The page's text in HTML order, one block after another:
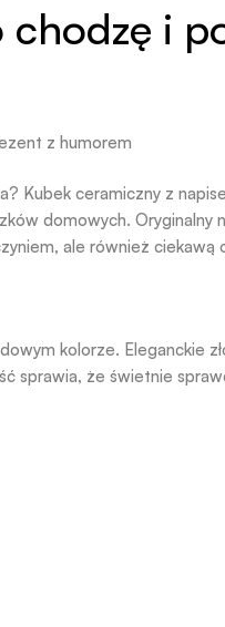
i
z humorem
Kubek ceramiczny z
domowych.
ale również ciekawą
kolorze. Eleganckie
że świetnie